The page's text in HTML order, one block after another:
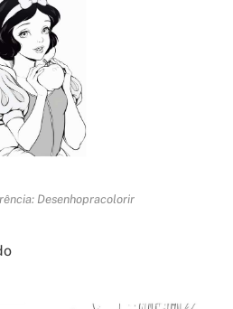
Desenhopracolorir